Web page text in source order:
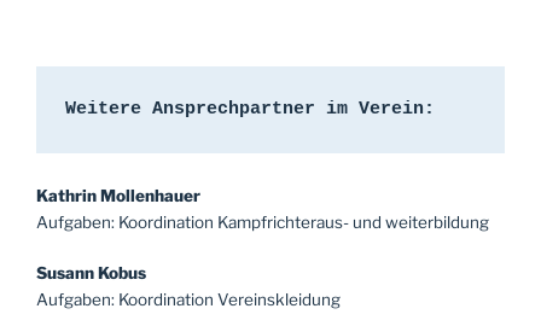
Weitere Ansprechpartner im Verein:
Kathrin Mollenhauer
Aufgaben: Koordination Kampfrichteraus- und weiterbildung
Susann Kobus
Aufgaben: Koordination Vereinskleidung